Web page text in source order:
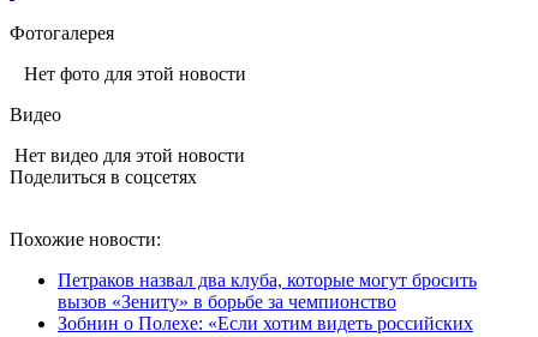
Фотогалерея
Нет фото для этой новости
Видео
Нет видео для этой новости
Поделиться в соцсетях
Похожие новости:
Петраков назвал два клуба, которые могут бросить
вызов «Зениту» в борьбе за чемпионство
Зобнин о Полехе: «Если хотим видеть российских